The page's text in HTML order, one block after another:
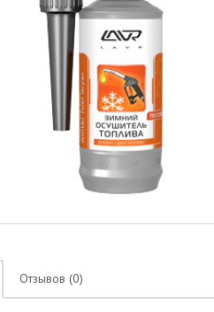
Отзывов (0)